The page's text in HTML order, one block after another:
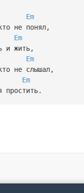
Em
не понял,
Em
и жить,
Em
не слышал,
Em
простить.